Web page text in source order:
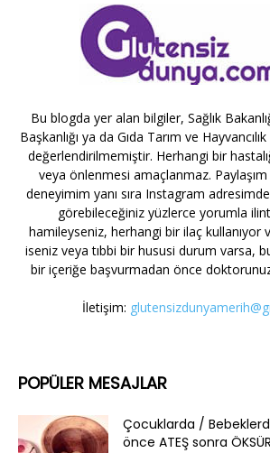
Bu blogda yer alan bilgiler, Sağlık
Başkanlığı ya da Gıda Tarım ve
değerlendirilmemiştir. Herhangi bir
veya önlenmesi amaçlanmaz.
deneyimim yanı sıra Instagram
görebileceğiniz yüzlerce yorumla
hamileyseniz, herhangi bir ilaç kullanıyor
iseniz veya tıbbi bir hususi durum varsa,
bir içeriğe başvurmadan önce
İletişim:
POPÜLER MESAJLAR
Çocuklarda /
önce ATEŞ sonra